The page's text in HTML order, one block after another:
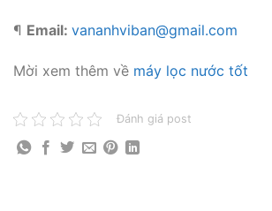
¶ Email: vananhviban@gmail.com
Mời xem thêm về máy lọc nước tốt
Đánh giá post